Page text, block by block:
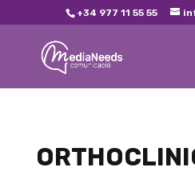
+34 977 11 55 55